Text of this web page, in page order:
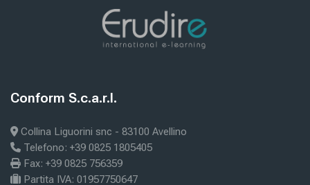
Blocchi
Salta Conform S.c.a.r.l.
Conform S.c.a.r.l.
Collina Liguorini snc - 83100 Avellino
Telefono: +39 0825 1805405
Fax: +39 0825 756359
Partita IVA: 01957750647